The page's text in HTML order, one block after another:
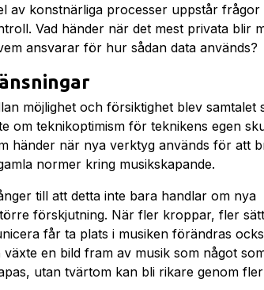
av konstnärliga processer uppstår frågor
Vad händer när det mest privata blir
ansvarar för hur sådan data används?
möjlighet och försiktighet blev samtalet
om teknikoptimism för teknikens egen
händer när nya verktyg används för att
normer kring musikskapande.
till att detta inte bara handlar om nya
förskjutning. När fler kroppar, fler
får ta plats i musiken förändras
en bild fram av musik som något
utan tvärtom kan bli rikare genom